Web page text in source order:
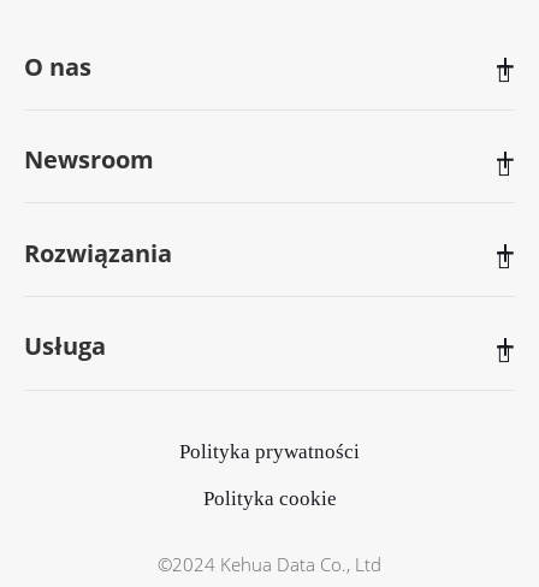
O nas 
Newsroom 
Rozwiązania 
Usługa 
©2024 Kehua Data Co., Ltd
Polityka prywatności
Polityka cookie